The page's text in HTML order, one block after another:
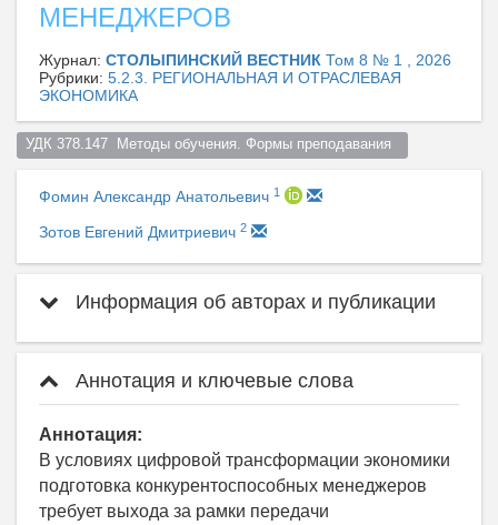
МЕНЕДЖЕРОВ
Журнал: СТОЛЫПИНСКИЙ ВЕСТНИК Том 8 № 1 , 2026
Рубрики: 5.2.3. РЕГИОНАЛЬНАЯ И ОТРАСЛЕВАЯ
ЭКОНОМИКА
УДК 378.147  Методы обучения. Формы преподавания
Фомин Александр Анатольевич 1
Зотов Евгений Дмитриевич 2
Информация об авторах и публикации
Аннотация и ключевые слова
Аннотация:
В условиях цифровой трансформации экономики
подготовка конкурентоспособных менеджеров
требует выхода за рамки передачи